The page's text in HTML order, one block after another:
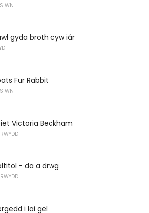
gyda broth cyw iâr
Fur Rabbit
Victoria Beckham
- da a drwg
i lai gel